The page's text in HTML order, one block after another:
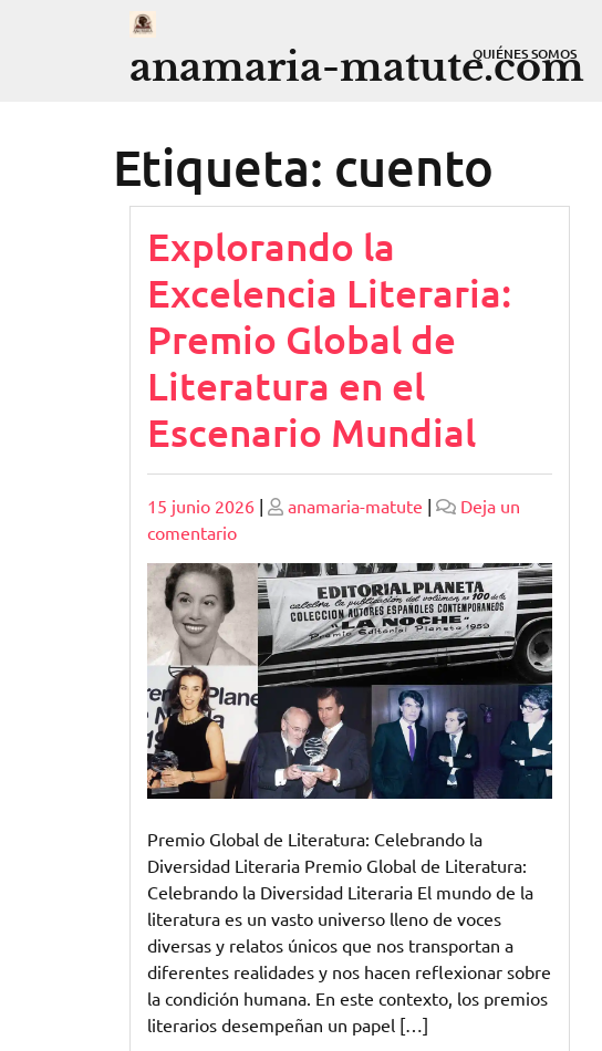
anamaria-matute.com
QUIÉNES SOMOS
Etiqueta: cuento
Explorando la
Excelencia Literaria:
Premio Global de
Literatura en el
Escenario Mundial
Publicado
15 junio 2026 | Publicado
anamaria-matute |
Deja un
comentarioen
Explorando
Excelencia
Literaria:
Premio
Global
de
Literatura
en
el
Mundial
Premio Global de Literatura: Celebrando la
Diversidad Literaria Premio Global de Literatura:
Celebrando la Diversidad Literaria El mundo de la
literatura es un vasto universo lleno de voces
diversas y relatos únicos que nos transportan a
diferentes realidades y nos hacen reflexionar sobre
la condición humana. En este contexto, los premios
literarios desempeñan un papel […]